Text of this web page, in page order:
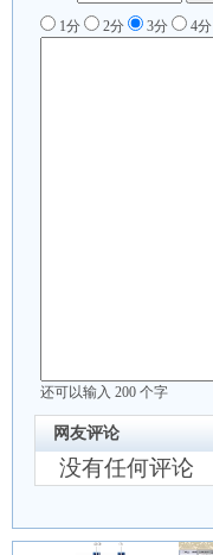
1分 2分 3分 4分
还可以输入 200 个字
网友评论
没有任何评论